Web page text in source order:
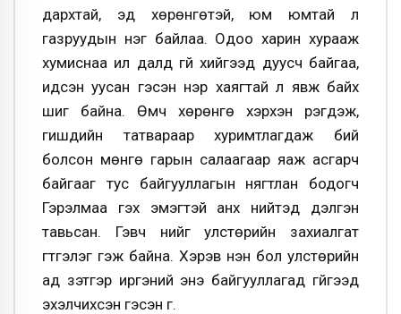
дархтай, эд хөрөнгөтэй, юм юмтай л
газруудын нэг байлаа. Одоо харин хурааж
хумиснаа ил далд үгүй хийгээд дуусч байгаа,
идсэн уусан гэсэн нэр хаягтай л явж байх
шиг байна. Өмч хөрөнгө хэрхэн үрэгдэж,
гишүүдийн татвараар хуримтлагдаж бий
болсон мөнгө гарын салаагаар яаж асгарч
байгааг тус байгууллагын нягтлан бодогч
Гэрэлмаа гэх эмэгтэй анх нийтэд дэлгэн
тавьсан. Гэвч үүнийг улстөрийн захиалгат
гүтгэлэг гэж байна. Хэрэв үнэн бол улстөрийн
ад зэтгэр иргэний энэ байгууллагад гүйгээд
эхэлчихсэн гэсэн үг.